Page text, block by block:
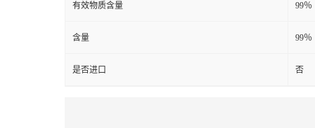
有效物质含量 99％
含量 99％
是否进口 否